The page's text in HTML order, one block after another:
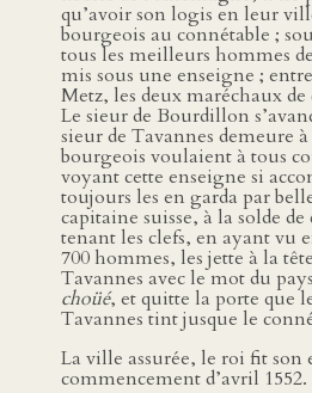
qu’avoir son logis en leur
bourgeois au connétable ;
tous les meilleurs hommes
mis sous une enseigne ;
Metz, les deux maréchaux de
Le sieur de Bourdillon
sieur de Tavannes demeure
bourgeois voulaient à tous
voyant cette enseigne si
toujours les en garda par
capitaine suisse, à la solde
tenant les clefs, en ayant vu
700 hommes, les jette à la
Tavannes avec le mot du
choüé, et quitte la porte que
Tavannes tint jusque le
La ville assurée, le roi fit son
commencement d’avril 1552.